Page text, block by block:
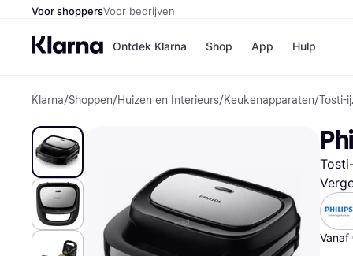
Voor shoppersVoor bedrijven
Ontdek Klarna Shop
Winkels
Bol
H&M
App Hulp
Klarna/Shoppen/Huizen en Interieurs/Keukenapparaten/Tosti-
Vanaf